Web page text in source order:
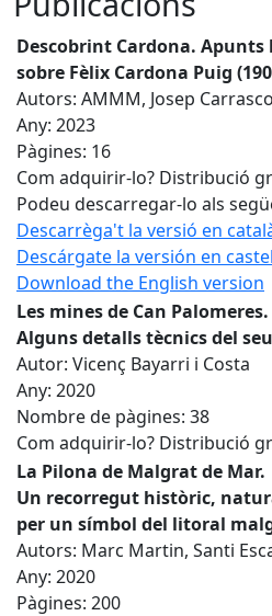
Descobrint Cardona. Apunts
sobre Fèlix Cardona Puig
Autors: AMMM, Josep
Any: 2023
Pàgines: 16
Com adquirir-lo? Distribució
Podeu descarregar-lo als
Descarrèga't la versió en
Descárgate la versión en
Download the English version
Les mines de Can Palomeres.
Alguns detalls tècnics del
Autor: Vicenç Bayarri i Costa
Any: 2020
Nombre de pàgines: 38
Com adquirir-lo? Distribució
La Pilona de Malgrat de Mar.
Un recorregut històric,
per un símbol del litoral
Autors: Marc Martin, Santi
Any: 2020
Pàgines: 200